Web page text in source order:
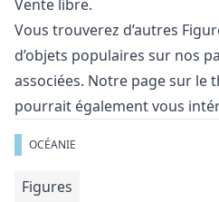
Vente libre.
Vous trouverez d’autres
d’objets populaires sur nos
associées. Notre page sur le
pourrait également vous
OCÉANIE
Figures